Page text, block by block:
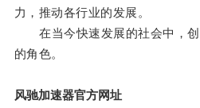
力，推动各行业的发展。
在当今快速发展的社会中，创
的角色。
风驰加速器官方网址